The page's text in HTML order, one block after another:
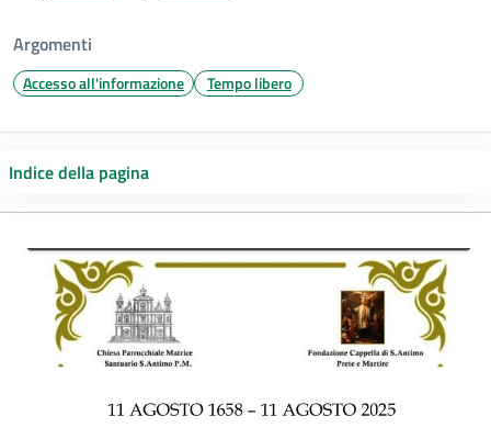
Argomenti
Accesso all'informazione Tempo libero
Indice della pagina